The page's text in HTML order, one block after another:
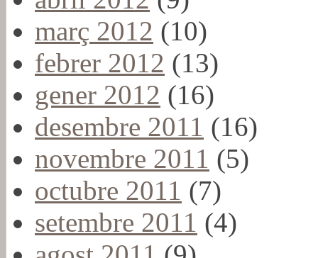
març 2012 (10)
febrer 2012 (13)
gener 2012 (16)
desembre 2011 (16)
novembre 2011 (5)
octubre 2011 (7)
setembre 2011 (4)